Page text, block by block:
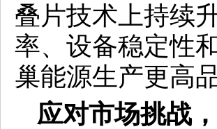
叠片技术上持续
率、设备稳定性
巢能源生产更高
应对市场挑战，